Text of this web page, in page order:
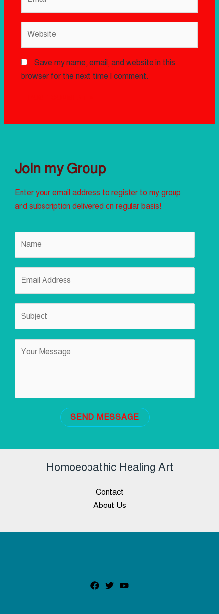
Save my name, email, and website in this
browser for the next time I comment.
Join my Group
Enter your email address to register to my group
and subscription delivered on regular basis!
SEND MESSAGE
Homoeopathic Healing Art
Contact
About Us